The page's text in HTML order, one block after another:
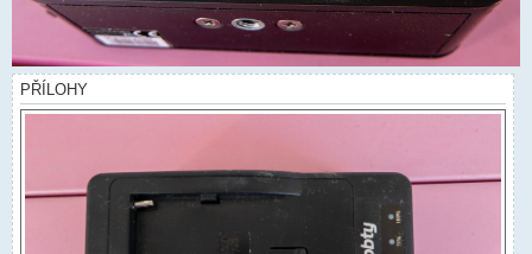
PŘÍLOHY